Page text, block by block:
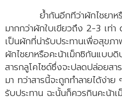
ย้ำกันอีกทีว่าผักไชยาหรือค
มากกว่าผักใบเขียวถึง 2-3 เท่า
เป็นผักที่น่ารับประทานเพื่อสุขภ
ผักไชยาหรือคะน้าเม็กซิกันแบบ
สารกลูโคไซด์ซึ่งจะปลดปล่อยส
มา ทว่าสารนี้จะถูกทำลายได้ง่า
รับประทาน ฉะนั้นก็ควรกินคะน้า